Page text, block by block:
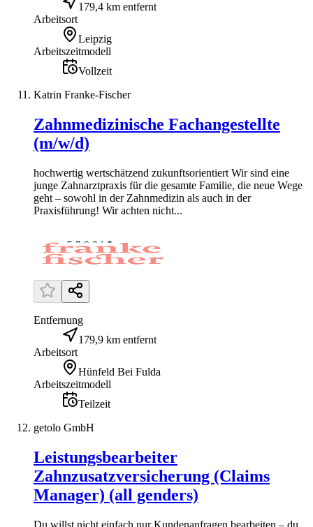
179,4 km entfernt
Arbeitsort
Leipzig
Arbeitszeitmodell
Vollzeit
Katrin Franke-Fischer
Zahnmedizinische Fachangestellte
(m/w/d)
hochwertig wertschätzend zukunftsorientiert Wir sind eine
junge Zahnarztpraxis für die gesamte Familie, die neue Wege
geht – sowohl in der Zahnmedizin als auch in der
Praxisführung! Wir achten nicht...
Entfernung
179,9 km entfernt
Arbeitsort
Hünfeld Bei Fulda
Arbeitszeitmodell
Teilzeit
getolo GmbH
Leistungsbearbeiter
Zahnzusatzversicherung (Claims
Manager) (all genders)
Du willst nicht einfach nur Kundenanfragen bearbeiten – du